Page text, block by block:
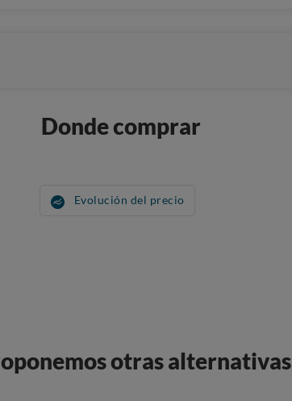
Donde comprar
Evolución del precio
otras alternativas